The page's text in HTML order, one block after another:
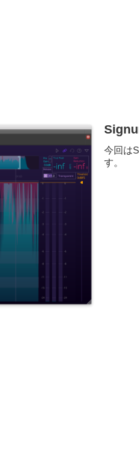
今回は
す。